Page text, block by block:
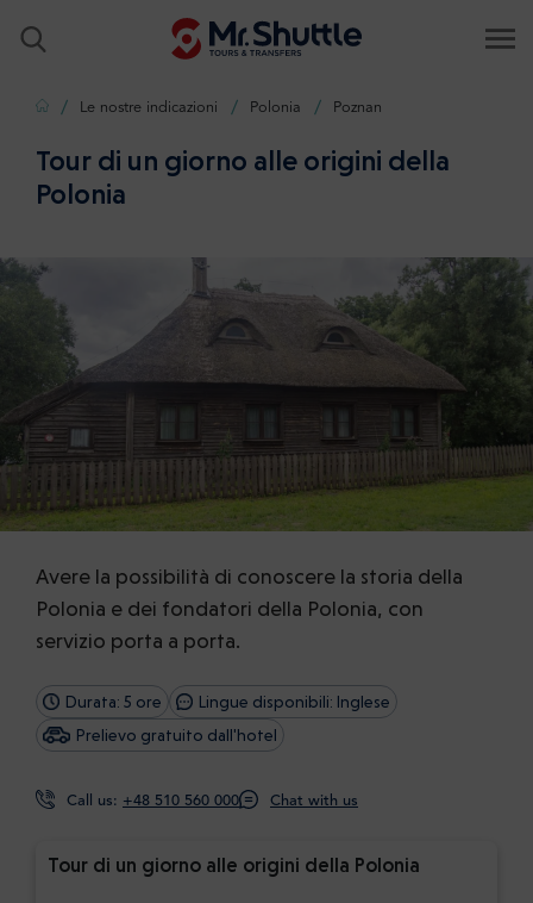
Casa Le nostre indicazioni Polonia Poznan
Tour di un giorno alle origini della
Polonia
Avere la possibilità di conoscere la storia della
Polonia e dei fondatori della Polonia, con
servizio porta a porta.
Durata: 5 ore
Lingue disponibili: Inglese
Prelievo gratuito dall'hotel
Call us: +48 510 560 000 Chat with us
Tour di un giorno alle origini della Polonia